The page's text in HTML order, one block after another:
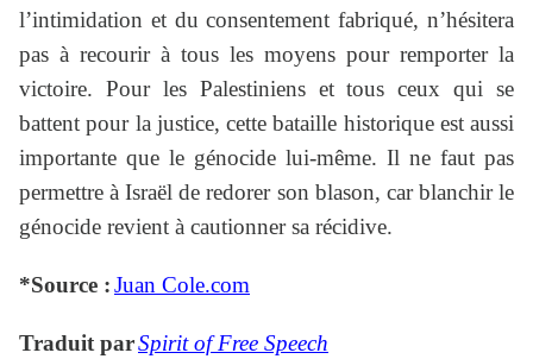
l’intimidation et du consentement fabriqué, n’hésitera
pas à recourir à tous les moyens pour remporter la
victoire. Pour les Palestiniens et tous ceux qui se
battent pour la justice, cette bataille historique est aussi
importante que le génocide lui-même. Il ne faut pas
permettre à Israël de redorer son blason, car blanchir le
génocide revient à cautionner sa récidive.
*Source :Juan Cole.com
Traduit parSpirit of Free Speech